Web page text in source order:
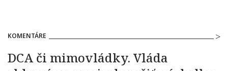
KOMENTÁRE
DCA či mimovládky. Vláda